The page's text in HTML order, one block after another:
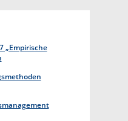
„Empirische